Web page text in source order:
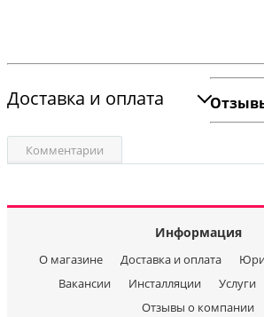
Доставка и оплата
Комментарии
Информация
О магазине Доставка и оплата
Вакансии
Инсталляции Услуги
Отзывы о компании